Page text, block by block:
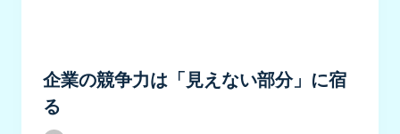
企業の競争力は「見えない部分」に宿
る